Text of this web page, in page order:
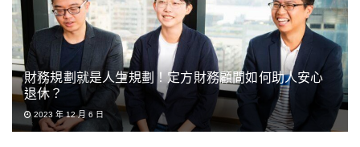
財務規劃就是人生規劃！定方財務顧問如何助人安心
退休？
2023 年 12 月 6 日